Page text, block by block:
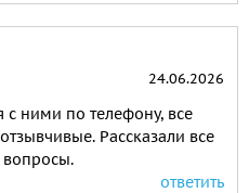
24.06.2026
ними по телефону, все
Рассказали все
вопросы.
ответить